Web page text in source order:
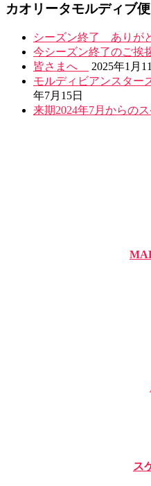
カオリータモルディブ
シーズン終了 ありが
今シーズン終了のご挨
皆さまへ
2025年1月
モルディビアンスター
年7月15日
来期2024年7月からの
ス